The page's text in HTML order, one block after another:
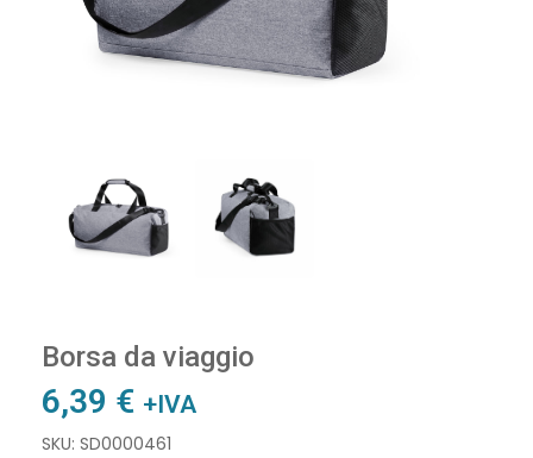
Borsa da viaggio
6,39 € +IVA
SKU: SD0000461